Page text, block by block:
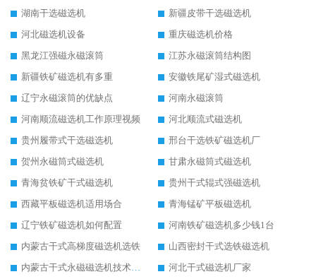
湖南干选磁选机
新疆皮带干选磁选机
河北磁选机设备
重庆磁选机价格
黑龙江强磁永磁滚筒
江苏永磁滚筒结构图
新疆铁矿磁选机有多重
安徽铁尾矿湿式磁选机
辽宁永磁滚筒的优缺点
河南永磁滚筒
河南顺流磁选机工作原理视频
河北顺流式磁选机
贵州履带式干选磁选机
邢台干选铁矿磁选机厂
贺州永磁筒式磁选机
甘肃永磁筒式磁选机
青海贫铁矿干式磁选机
贵州干式辊式强磁选机
西藏平板磁选机适用场合
青海锰矿平板磁选机
辽宁铁矿磁选机如何配置
河南铁矿磁选机多少钱1台
内蒙古干式高梯度磁选机选铁
山西密封干式选铁磁选机
内蒙古干式永磁磁选机技术要求
河北干式磁选机厂家